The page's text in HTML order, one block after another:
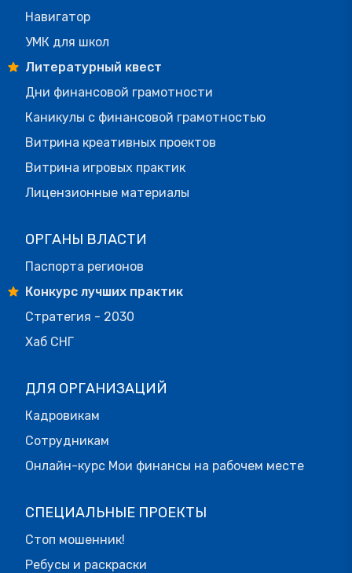
Навигатор
УМК для школ
Литературный квест
Дни финансовой грамотности
Каникулы с финансовой грамотностью
Витрина креативных проектов
Витрина игровых практик
Лицензионные материалы
ОРГАНЫ ВЛАСТИ
Паспорта регионов
Конкурс лучших практик
Стратегия - 2030
Хаб СНГ
ДЛЯ ОРГАНИЗАЦИЙ
Кадровикам
Сотрудникам
Онлайн-курс Мои финансы на рабочем месте
СПЕЦИАЛЬНЫЕ ПРОЕКТЫ
Стоп мошенник!
Ребусы и раскраски